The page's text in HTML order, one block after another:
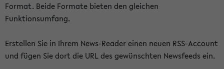
Format. Beide Formate bieten den gleichen
Funktionsumfang.
Erstellen Sie in Ihrem News-Reader einen neuen RSS-Account
und fügen Sie dort die URL des gewünschten Newsfeeds ein.